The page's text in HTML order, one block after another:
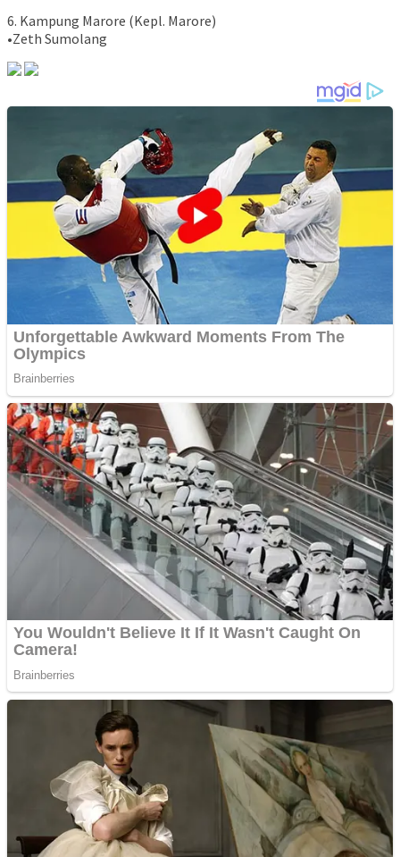
6. Kampung Marore (Kepl. Marore)
•Zeth Sumolang